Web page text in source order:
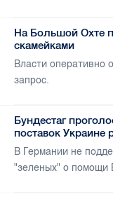
На Большой Охте
скамейками
Власти оперативно
запрос.
Бундестаг
поставок Украине
В Германии не
"зеленых" о помощи